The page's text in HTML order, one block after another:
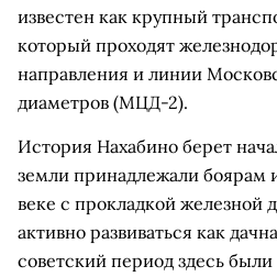
известен как крупный
который проходят
направления и линии
диаметров (МЦД-2).
История Нахабино берет
земли принадлежали боярам
веке с прокладкой железной
активно развиваться как
советский период здесь